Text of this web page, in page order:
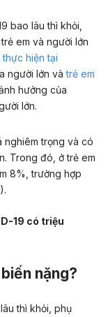
bao lâu thì khỏi,
em và người lớn
hiện tại
người lớn vàtrẻ em
hưởng của
lớn.
nghiêm trọng và có
Trong đó, ở trẻ em
8%, trường hợp
19 có triệu
nặng?
thì khỏi, phụ